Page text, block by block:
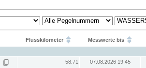
Flusskilometer Messwerte bis
58.71
07.08.2026 19:45